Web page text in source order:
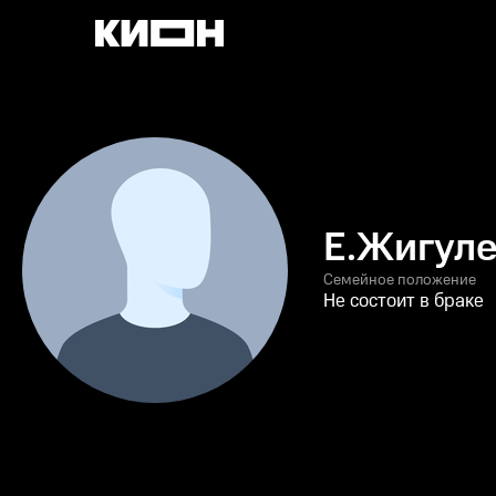
Семейное положение
Не состоит в браке